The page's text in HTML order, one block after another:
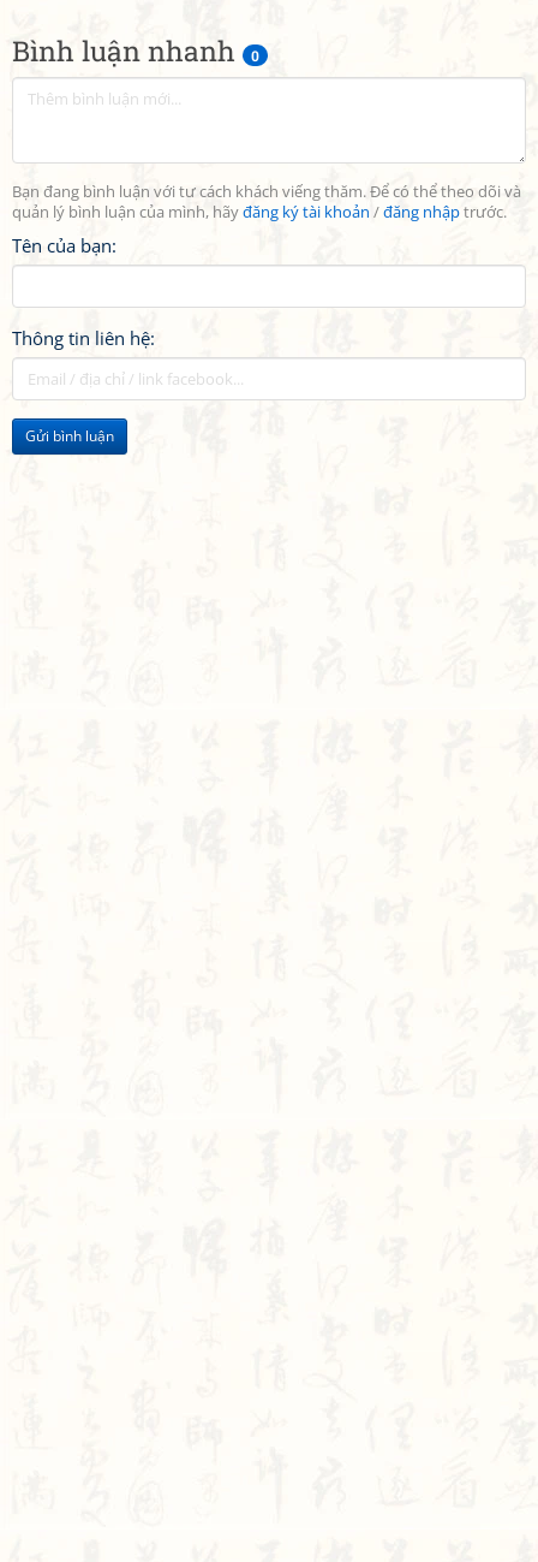
Bình luận nhanh 0
Bạn đang bình luận với tư cách khách viếng thăm. Để có thể theo dõi và
quản lý bình luận của mình, hãyđăng ký tài khoản /đăng nhậptrước.
Tên của bạn:
Thông tin liên hệ:
Gửi bình luận